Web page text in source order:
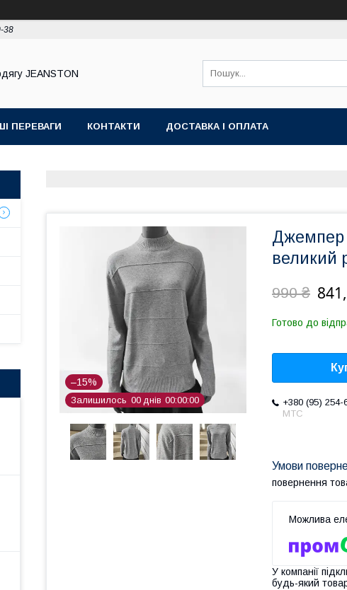
38
JEANSTON
ПЕРЕВАГИ КОНТАКТИ ДОСТАВКА І ОПЛАТА
–15%
Залишилось 00 днів 00 00 00
Джемпер
великий
990 ₴
Готово до
+380 (95) 254-
МТС
повернення
У компанії
будь-який